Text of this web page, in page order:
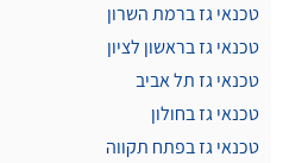
טכנאי גז ברמת השרון
טכנאי גז בראשון לציון
טכנאי גז תל אביב
טכנאי גז בחולון
טכנאי גז בפתח תקווה